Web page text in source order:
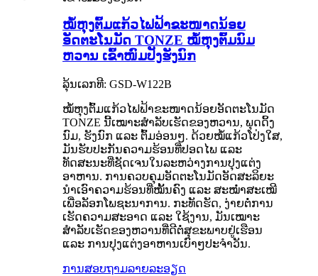
ໝໍ້ຫຸງຕົ້ມແກ້ວໄຟຟ້າຂະໜາດນ້ອຍ
ອັດຕະໂນມັດ TONZE ໝໍ້ຫຸງຕົ້ມນົມ
ຫວານ ເຂົ້າໜົມປັງຮັງນົກ
ລຸ້ນເລກທີ: GSD-W122B
ໝໍ້ຫຸງຕົ້ມແກ້ວໄຟຟ້າຂະໜາດນ້ອຍອັດຕະໂນມັດ
TONZE ນີ້ເໝາະສຳລັບເຮັດຂອງຫວານ, ພຸດດິ້ງ
ນົມ, ຮັງນົກ ແລະ ຕົ້ມອ່ອນໆ. ດ້ວຍໝໍ້ແກ້ວໂປ່ງໃສ,
ມັນຮັບປະກັນຄວາມຮ້ອນທີ່ປອດໄພ ແລະ
ທັດສະນະທີ່ຊັດເຈນໃນລະຫວ່າງການປຸງແຕ່ງ
ອາຫານ. ການຄວບຄຸມອັດຕະໂນມັດອັດສະລິຍະ
ນຳເອົາຄວາມຮ້ອນທີ່ໝັ້ນຄົງ ແລະ ສະໝໍ່າສະເໝີ
ເພື່ອລັອກໂພຊະນາການ. ກະທັດຮັດ, ງ່າຍຕໍ່ການ
ເຮັດຄວາມສະອາດ ແລະ ໃຊ້ງານ, ມັນເໝາະ
ສຳລັບເຮັດຂອງຫວານທີ່ດີຕໍ່ສຸຂະພາບຢູ່ເຮືອນ
ແລະ ການປຸງແຕ່ງອາຫານເບົາໆປະຈຳວັນ.
ການສອບຖາມລາຍລະອຽດ